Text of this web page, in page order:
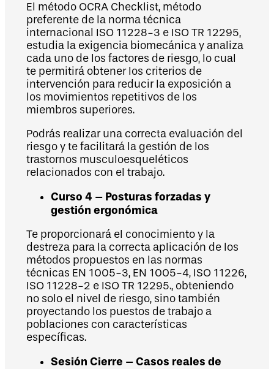
El método OCRA Checklist, método
preferente de la norma técnica
internacional ISO 11228-3 e ISO TR 12295,
estudia la exigencia biomecánica y analiza
cada uno de los factores de riesgo, lo cual
te permitirá obtener los criterios de
intervención para reducir la exposición a
los movimientos repetitivos de los
miembros superiores.
Podrás realizar una correcta evaluación del
riesgo y te facilitará la gestión de los
trastornos musculoesqueléticos
relacionados con el trabajo.
Curso 4 – Posturas forzadas y
gestión ergonómica
Te proporcionará el conocimiento y la
destreza para la correcta aplicación de los
métodos propuestos en las normas
técnicas EN 1005-3, EN 1005-4, ISO 11226,
ISO 11228-2 e ISO TR 12295., obteniendo
no solo el nivel de riesgo, sino también
proyectando los puestos de trabajo a
poblaciones con características
específicas.
Sesión Cierre – Casos reales de